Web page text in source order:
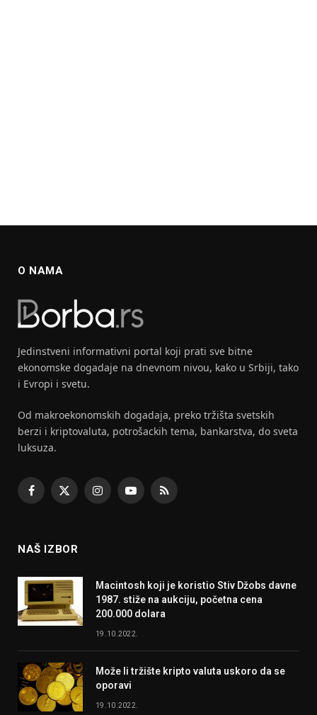
O NAMA
Jedinstveni informativni portal koji prati sve bitne
ekonomske dogadaje na dnevnom nivou, kako u Srbiji, tako
i Evropi i svetu.
Od makroekonomskih dogadaja, preko tržišta svetskih
berzi i kriptovaluta, potrošackih tema, bankarstva, do sveta
luksuza.
Facebook
X
InstagramYouTubeRSS
NAŠ IZBOR
Macintosh koji je koristio Stiv Džobs davne
1987. stiže na aukciju, početna cena
200.000 dolara
19.10.2022.
Može li tržište kripto valuta uskoro da se
oporavi
19.10.2022.